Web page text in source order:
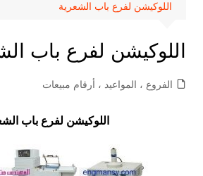
اللوكيشن لفرع باب الشعرية
اللوكيشن لفرع باب
الفروع ، المواعيد ، أرقام مبيعات
اللوكيشن لفرع باب